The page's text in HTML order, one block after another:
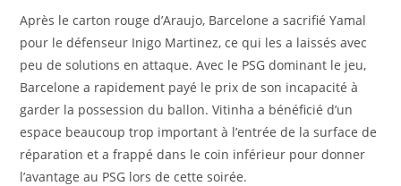
Après le carton rouge d’Araujo, Barcelone a sacrifié Yamal
pour le défenseur Inigo Martinez, ce qui les a laissés avec
peu de solutions en attaque. Avec le PSG dominant le jeu,
Barcelone a rapidement payé le prix de son incapacité à
garder la possession du ballon. Vitinha a bénéficié d’un
espace beaucoup trop important à l’entrée de la surface de
réparation et a frappé dans le coin inférieur pour donner
l’avantage au PSG lors de cette soirée.